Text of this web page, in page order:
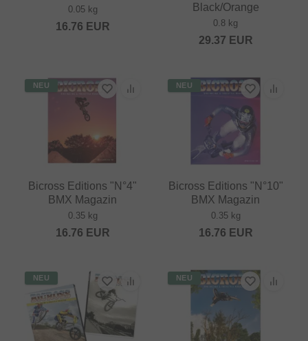
0.05 kg
16.76 EUR
Black/Orange
0.8 kg
29.37 EUR
NEU
Bicross Editions "N°4"
BMX Magazin
0.35 kg
16.76 EUR
NEU
Bicross Editions "N°10"
BMX Magazin
0.35 kg
16.76 EUR
NEU NEU